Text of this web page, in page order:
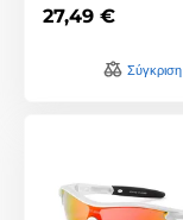
27,49 €
Σύγκριση